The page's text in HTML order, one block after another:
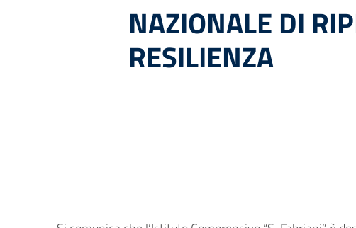
NAZIONALE DI
RESILIENZA